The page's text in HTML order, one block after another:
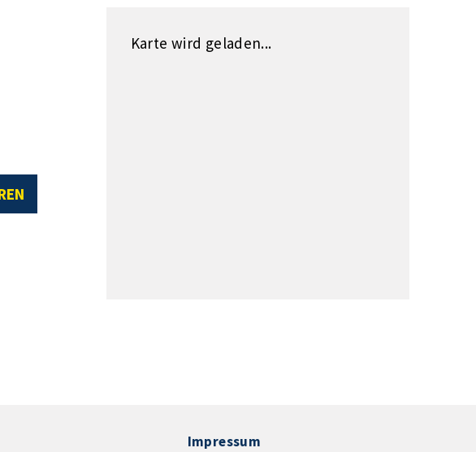
Karte wird geladen...
Impressum